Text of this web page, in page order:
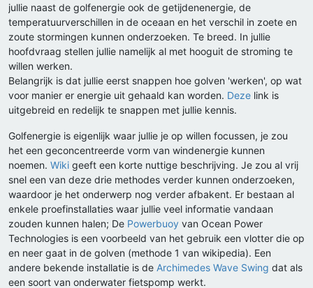
jullie naast de golfenergie ook de getijdenenergie, de
temperatuurverschillen in de oceaan en het verschil in zoete en
zoute stormingen kunnen onderzoeken. Te breed. In jullie
hoofdvraag stellen jullie namelijk al met hooguit de stroming te
willen werken.
Belangrijk is dat jullie eerst snappen hoe golven 'werken', op wat
voor manier er energie uit gehaald kan worden. Deze link is
uitgebreid en redelijk te snappen met jullie kennis.
Golfenergie is eigenlijk waar jullie je op willen focussen, je zou
het een geconcentreerde vorm van windenergie kunnen
noemen. Wiki geeft een korte nuttige beschrijving. Je zou al vrij
snel een van deze drie methodes verder kunnen onderzoeken,
waardoor je het onderwerp nog verder afbakent. Er bestaan al
enkele proefinstallaties waar jullie veel informatie vandaan
zouden kunnen halen; De Powerbuoy van Ocean Power
Technologies is een voorbeeld van het gebruik een vlotter die op
en neer gaat in de golven (methode 1 van wikipedia). Een
andere bekende installatie is de Archimedes Wave Swing dat als
een soort van onderwater fietspomp werkt.